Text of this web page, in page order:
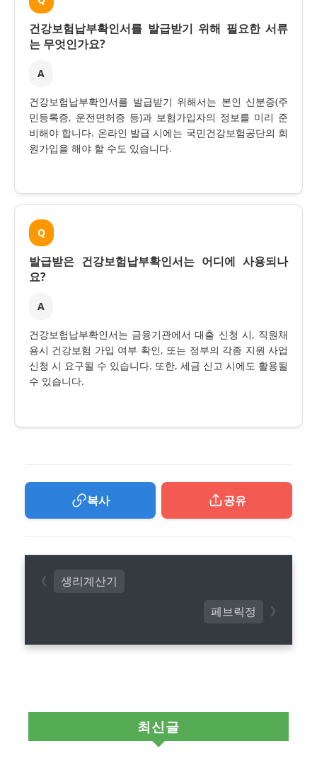
건강보험납부확인서를 발급받기 위해 필요한 서류
는 무엇인가요?
A
건강보험납부확인서를 발급받기 위해서는 본인 신분증(주
민등록증, 운전면허증 등)과 보험가입자의 정보를 미리 준
비해야 합니다. 온라인 발급 시에는 국민건강보험공단의 회
원가입을 해야 할 수도 있습니다.
Q
발급받은 건강보험납부확인서는 어디에 사용되나
요?
A
건강보험납부확인서는 금융기관에서 대출 신청 시, 직원채
용시 건강보험 가입 여부 확인, 또는 정부의 각종 지원 사업
신청 시 요구될 수 있습니다. 또한, 세금 신고 시에도 활용될
수 있습니다.
복사 공유
페브릭정
생리계산기
최신글